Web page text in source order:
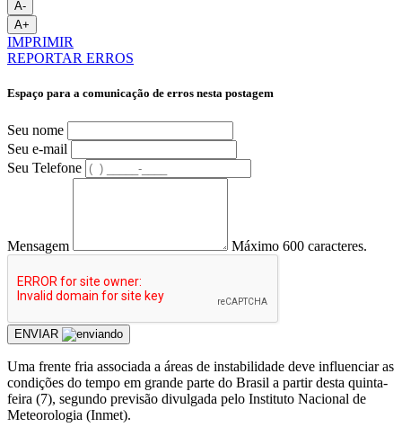
A-
A+
IMPRIMIR
REPORTAR ERROS
Espaço para a comunicação de erros nesta postagem
Seu nome
Seu e-mail
Seu Telefone
Mensagem Máximo 600 caracteres.
ENVIAR
Uma frente fria associada a áreas de instabilidade deve influenciar as
condições do tempo em grande parte do Brasil a partir desta quinta-
feira (7), segundo previsão divulgada pelo Instituto Nacional de
Meteorologia (Inmet).